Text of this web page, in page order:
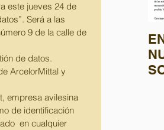
este jueves 24 de
Será a las
9 de la calle de
de datos.
ArcelorMittal y
empresa avilesina
de identificación
en cualquier